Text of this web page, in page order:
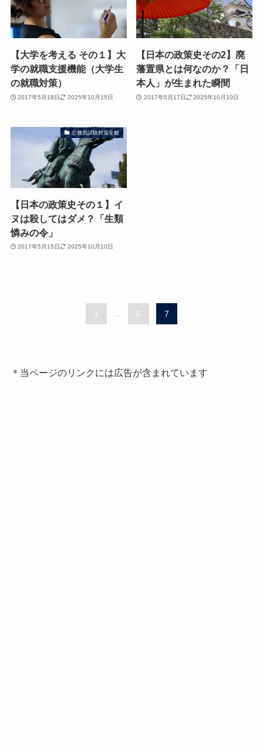
【大学を考える その１】大
学の就職支援機能（大学生
の就職対策）
2017年5月18日 2025年10月15日
【日本の政策史その2】廃
藩置県とは何なのか？「日
本人」が生まれた瞬間
2017年5月17日 2025年10月10日
公務員試験対策全般
【日本の政策史その１】イ
ヌは殺してはダメ？「生類
憐みの令」
2017年5月15日 2025年10月10日
1 6 7
＊当ページのリンクには広告が含まれています